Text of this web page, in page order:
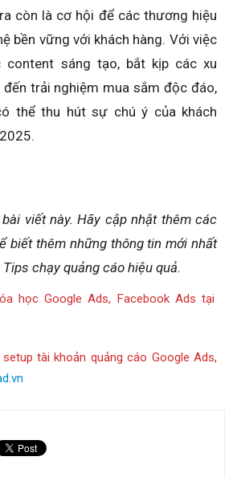
còn là cơ hội để các thương hiệu
bền vững với khách hàng. Với việc
content sáng tạo, bắt kịp các xu
trải nghiệm mua sắm độc đáo,
thể thu hút sự chú ý của khách
viết này. Hãy cập nhật thêm các
biết thêm những thông tin mới nhất
chạy quảng cáo hiệu quả.
học Google Ads, Facebook Ads tại
tài khoản quảng cáo Google Ads,